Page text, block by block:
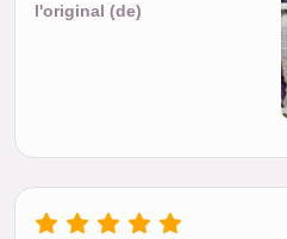
l'original (de)